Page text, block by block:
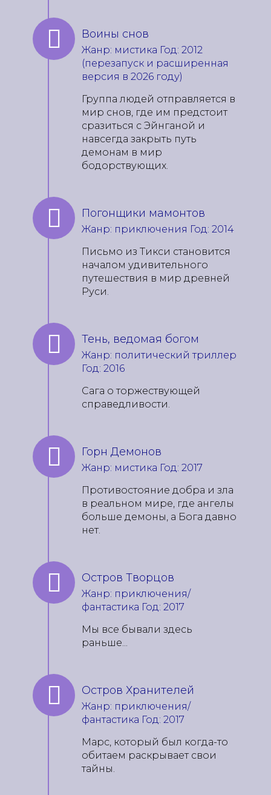
Воины снов
Жанр: мистика Год: 2012
(перезапуск и расширенная
версия в 2026 году)
Группа людей отправляется в
мир снов, где им предстоит
сразиться с Эйнганой и
навсегда закрыть путь
демонам в мир
бодорствующих.
Погонщики мамонтов
Жанр: приключения Год: 2014
Письмо из Тикси становится
началом удивительного
путешествия в мир древней
Руси.
Тень, ведомая богом
Жанр: политический триллер
Год: 2016
Сага о торжествующей
справедливости.
Горн Демонов
Жанр: мистика Год: 2017
Противостояние добра и зла
в реальном мире, где ангелы
больше демоны, а Бога давно
нет.
Остров Творцов
Жанр: приключения/
фантастика Год: 2017
Мы все бывали здесь
раньше...
Остров Хранителей
Жанр: приключения/
фантастика Год: 2017
Марс, который был когда-то
обитаем раскрывает свои
тайны.